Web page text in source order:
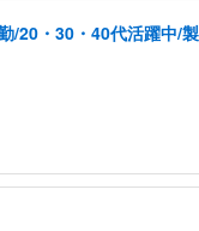
/20・30・40代活躍中/